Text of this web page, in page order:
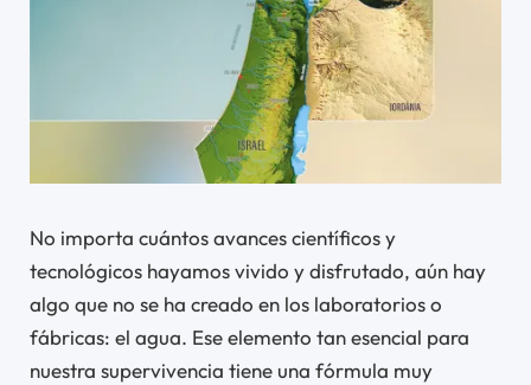
No importa cuántos avances científicos y
tecnológicos hayamos vivido y disfrutado, aún hay
algo que no se ha creado en los laboratorios o
fábricas: el agua. Ese elemento tan esencial para
nuestra supervivencia tiene una fórmula muy